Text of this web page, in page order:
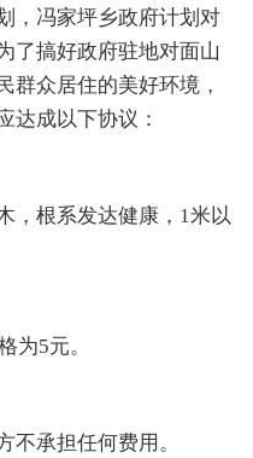
，冯家坪乡政府计划对
了搞好政府驻地对面山
群众居住的美好环境，
达成以下协议：
，根系发达健康，1米以
为5元。
不承担任何费用。